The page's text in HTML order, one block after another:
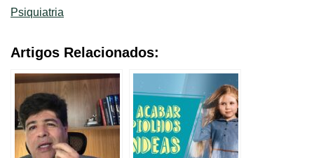
Psiquiatria
Artigos Relacionados: